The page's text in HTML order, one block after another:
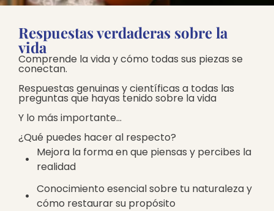
Respuestas verdaderas sobre la
vida
Comprende la vida y cómo todas sus piezas se
conectan.
Respuestas genuinas y científicas a todas las
preguntas que hayas tenido sobre la vida
Y lo más importante…
¿Qué puedes hacer al respecto?
Mejora la forma en que piensas y percibes la
realidad
Conocimiento esencial sobre tu naturaleza y
cómo restaurar su propósito